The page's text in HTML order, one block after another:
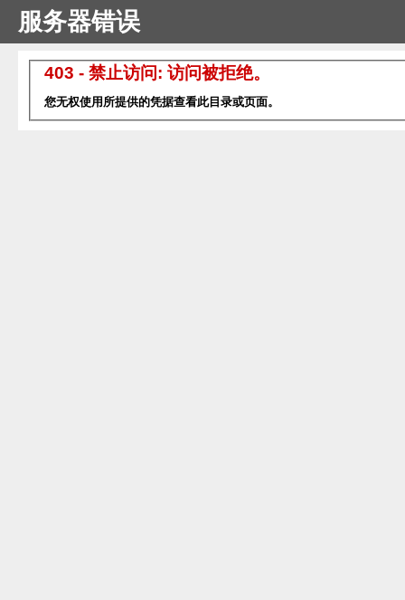
服务器错误
403 - 禁止访问: 访问被拒绝。
您无权使用所提供的凭据查看此目录或页面。